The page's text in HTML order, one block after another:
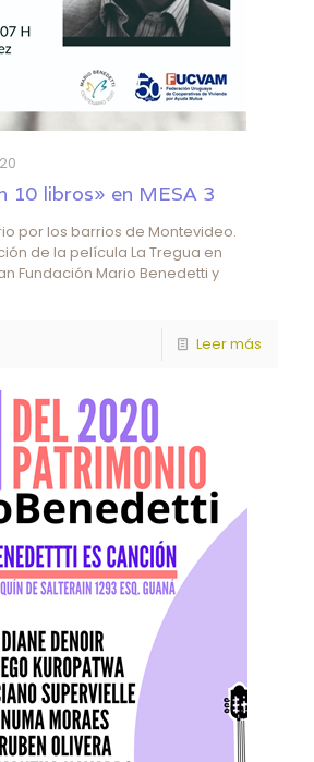
10 libros» en MESA 3
por los barrios de Montevideo.
de la película La Tregua en
Fundación Mario Benedetti y
Leer más